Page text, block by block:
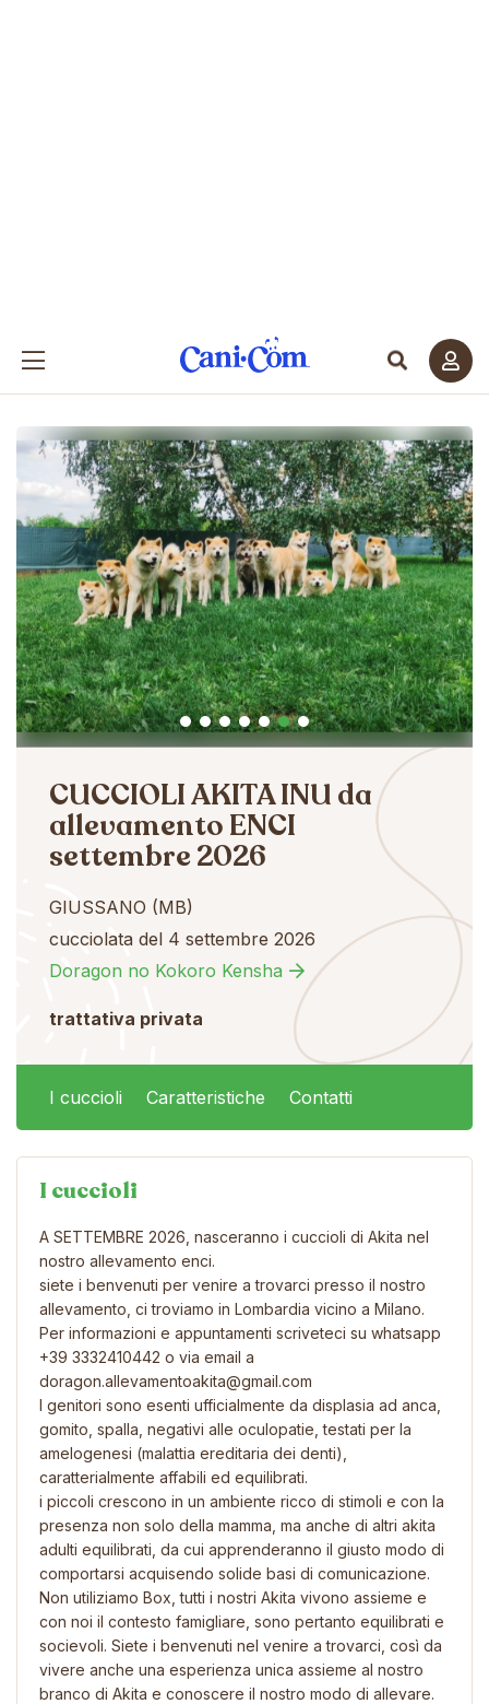
CUCCIOLI AKITA INU da
allevamento ENCI
settembre 2026
GIUSSANO (MB)
cucciolata del 4 settembre 2026
Doragon no Kokoro Kensha
trattativa privata
I cuccioli Caratteristiche Contatti
I cuccioli
A SETTEMBRE 2026, nasceranno i cuccioli di Akita nel
nostro allevamento enci.
siete i benvenuti per venire a trovarci presso il nostro
allevamento, ci troviamo in Lombardia vicino a Milano.
Per informazioni e appuntamenti scriveteci su whatsapp
+39 3332410442 o via email a
doragon.allevamentoakita@gmail.com
I genitori sono esenti ufficialmente da displasia ad anca,
gomito, spalla, negativi alle oculopatie, testati per la
amelogenesi (malattia ereditaria dei denti),
caratterialmente affabili ed equilibrati.
i piccoli crescono in un ambiente ricco di stimoli e con la
presenza non solo della mamma, ma anche di altri akita
adulti equilibrati, da cui apprenderanno il giusto modo di
comportarsi acquisendo solide basi di comunicazione.
Non utiliziamo Box, tutti i nostri Akita vivono assieme e
con noi il contesto famigliare, sono pertanto equilibrati e
socievoli. Siete i benvenuti nel venire a trovarci, così da
vivere anche una esperienza unica assieme al nostro
branco di Akita e conoscere il nostro modo di allevare.